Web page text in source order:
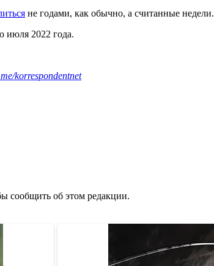
не годами, как обычно, а считанные недели.
июля 2022 года.
korrespondentnet
сообщить об этом редакции.